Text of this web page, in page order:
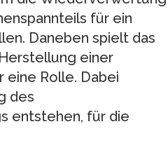
für ein
Daneben spielt das
einer
Rolle. Dabei
des
entstehen, für die